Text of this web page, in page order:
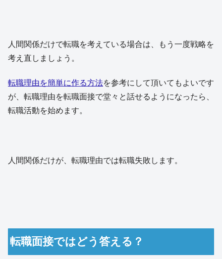
人間関係だけで転職を考えている場合は、もう一度戦略を
考え直しましょう。
転職理由を簡単に作る方法を参考にして頂いてもよいです
が、転職理由を転職面接で堂々と話せるようになったら、
転職活動を始めます。
人間関係だけが、転職理由では転職失敗します。
転職面接ではどう答える？